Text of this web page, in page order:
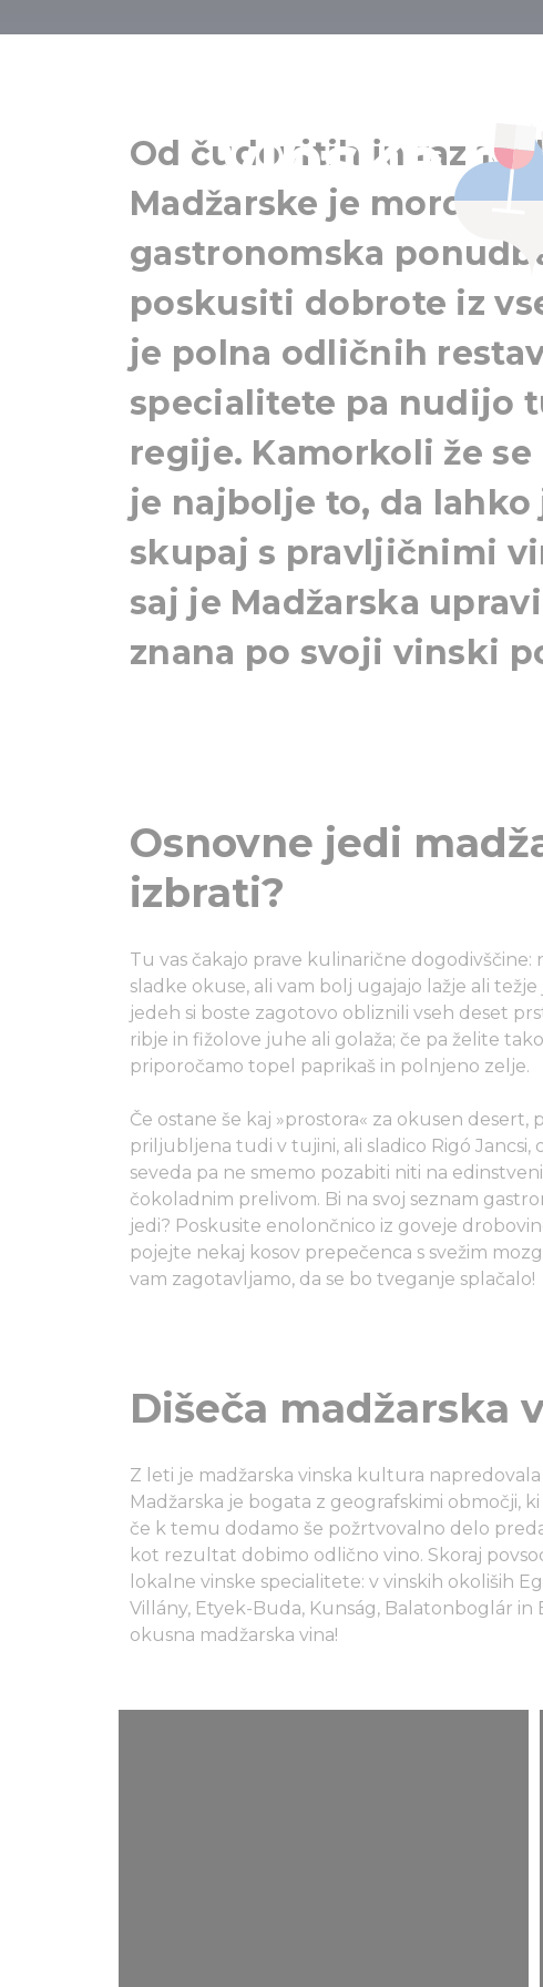
vinske
Od čudovitih in
Madžarske je morda
gastronomska
poskusiti dobrote iz
je polna odličnih
specialitete pa nudijo
regije. Kamorkoli že
je najbolje to, da
skupaj s pravljičnimi
saj je Madžarska
znana po svoji vinski
Osnovne jedi
izbrati?
Tu vas čakajo prave kulinarične dogodivščine:
sladke okuse, ali vam bolj ugajajo lažje ali
jedeh si boste zagotovo obliznili vseh deset
ribje in fižolove juhe ali golaža; če pa želite
priporočamo topel paprikaš in polnjeno zelje.
Če ostane še kaj »prostora« za okusen
priljubljena tudi v tujini, ali sladico Rigó Jancsi,
seveda pa ne smemo pozabiti niti na
čokoladnim prelivom. Bi na svoj seznam
jedi? Poskusite enolončnico iz goveje
pojejte nekaj kosov prepečenca s svežim
vam zagotavljamo, da se bo tveganje splačalo!
Dišeča madžarska
Z leti je madžarska vinska kultura
Madžarska je bogata z geografskimi območji,
če k temu dodamo še požrtvovalno delo
kot rezultat dobimo odlično vino. Skoraj
lokalne vinske specialitete: v vinskih okoliših
Villány, Etyek-Buda, Kunság, Balatonboglár
okusna madžarska vina!